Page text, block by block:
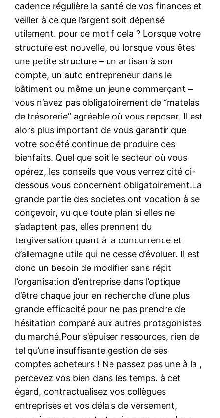
cadence régulière la santé de vos finances et
veiller à ce que l’argent soit dépensé
utilement. pour ce motif cela ? Lorsque votre
structure est nouvelle, ou lorsque vous êtes
une petite structure – un artisan à son
compte, un auto entrepreneur dans le
bâtiment ou même un jeune commerçant –
vous n’avez pas obligatoirement de “matelas
de trésorerie” agréable où vous reposer. Il est
alors plus important de vous garantir que
votre société continue de produire des
bienfaits. Quel que soit le secteur où vous
opérez, les conseils que vous verrez cité ci-
dessous vous concernent obligatoirement.La
grande partie des societes ont vocation à se
conçevoir, vu que toute plan si elles ne
s’adaptent pas, elles prennent du
tergiversation quant à la concurrence et
d’allemagne utile qui ne cesse d’évoluer. Il est
donc un besoin de modifier sans répit
l’organisation d’entreprise dans l’optique
d’être chaque jour en recherche d’une plus
grande efficacité pour ne pas prendre de
hésitation comparé aux autres protagonistes
du marché.Pour s’épuiser ressources, rien de
tel qu’une insuffisante gestion de ses
comptes acheteurs ! Ne passez pas une à la ,
percevez vos bien dans les temps. à cet
égard, contractualisez vos collègues
entreprises et vos délais de versement,